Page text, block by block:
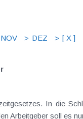
NOV DEZ [ X ]
In die
Arbeitgeber soll es